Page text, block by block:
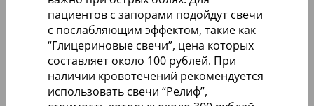
пациентов с запорами подойдут свечи
с послабляющим эффектом, такие как
“Глицериновые свечи”, цена которых
составляет около 100 рублей. При
наличии кровотечений рекомендуется
использовать свечи “Релиф”,